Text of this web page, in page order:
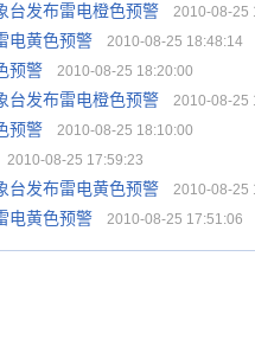
台发布雷电橙色预警 2010-08-25
电黄色预警 2010-08-25 18:48:14
预警 2010-08-25 18:20:00
台发布雷电橙色预警 2010-08-25
预警 2010-08-25 18:10:00
2010-08-25 17:59:23
台发布雷电黄色预警 2010-08-25
电黄色预警 2010-08-25 17:51:06